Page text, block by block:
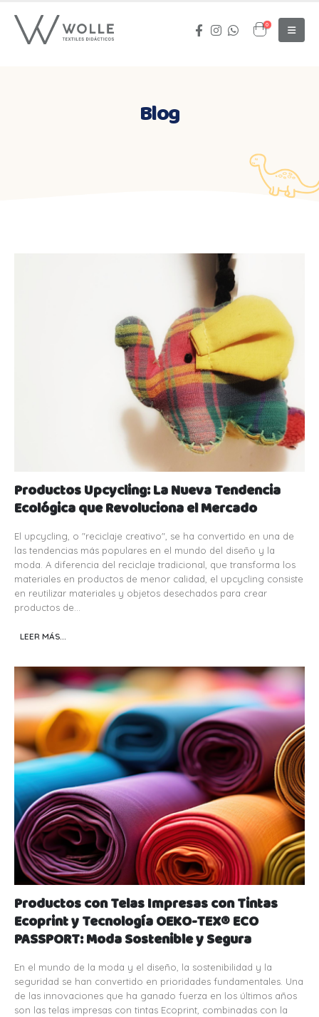
0
Blog
Productos Upcycling: La Nueva Tendencia
Ecológica que Revoluciona el Mercado
El upcycling, o "reciclaje creativo", se ha convertido en una de
las tendencias más populares en el mundo del diseño y la
moda. A diferencia del reciclaje tradicional, que transforma los
materiales en productos de menor calidad, el upcycling consiste
en reutilizar materiales y objetos desechados para crear
productos de...
LEER MÁS...
Productos con Telas Impresas con Tintas
Ecoprint y Tecnología OEKO-TEX® ECO
PASSPORT: Moda Sostenible y Segura
En el mundo de la moda y el diseño, la sostenibilidad y la
seguridad se han convertido en prioridades fundamentales. Una
de las innovaciones que ha ganado fuerza en los últimos años
son las telas impresas con tintas Ecoprint, combinadas con la